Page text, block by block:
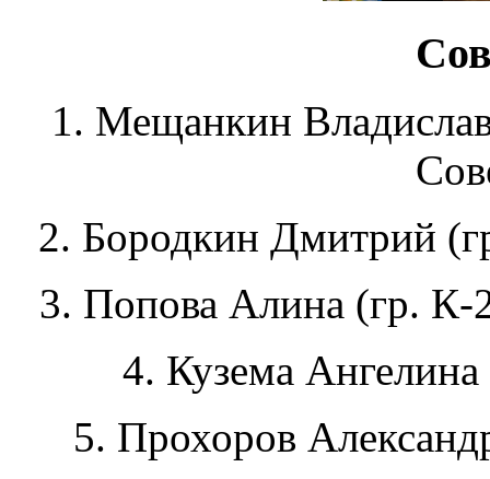
1. Мещанкин
2. Бородкин Дмитрий
3. Попова Алина (гр. К-
4. Кузема
5. Прохоров